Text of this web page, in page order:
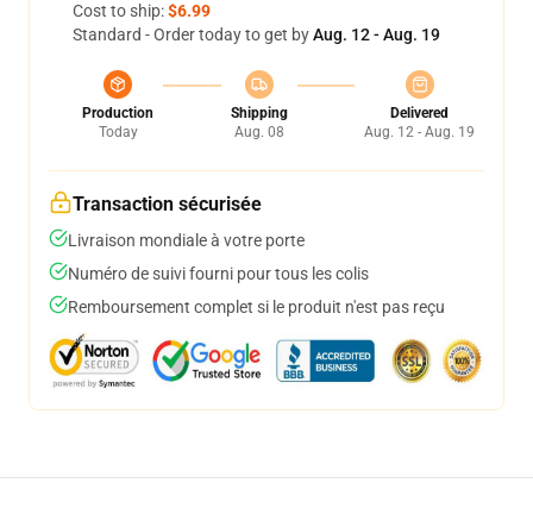
Cost to ship:$6.99
Standard - Order today to get byAug. 12 - Aug. 19
Production
Today
Shipping
Aug. 08
Delivered
Aug. 12 - Aug. 19
Transaction sécurisée
Livraison mondiale à votre porte
Numéro de suivi fourni pour tous les colis
Remboursement complet si le produit n'est pas reçu